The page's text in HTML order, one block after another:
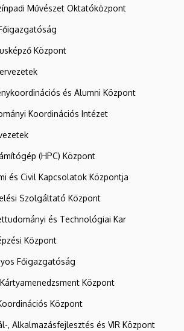
Művészet Oktatóközpont
Központ
és Alumni Központ
Koordinációs Intézet
(HPC) Központ
és Civil Kapcsolatok Központja
Szolgáltató Központ
és Technológiai Kar
Központ
Főigazgatóság
Kártyamenedzsment Központ
Központ
, Alkalmazásfejlesztés és VIR Központ